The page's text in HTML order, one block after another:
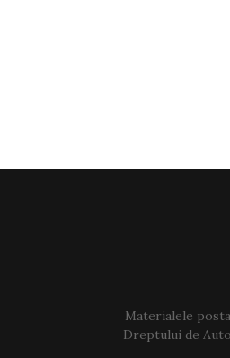
Materialele
Dreptului de